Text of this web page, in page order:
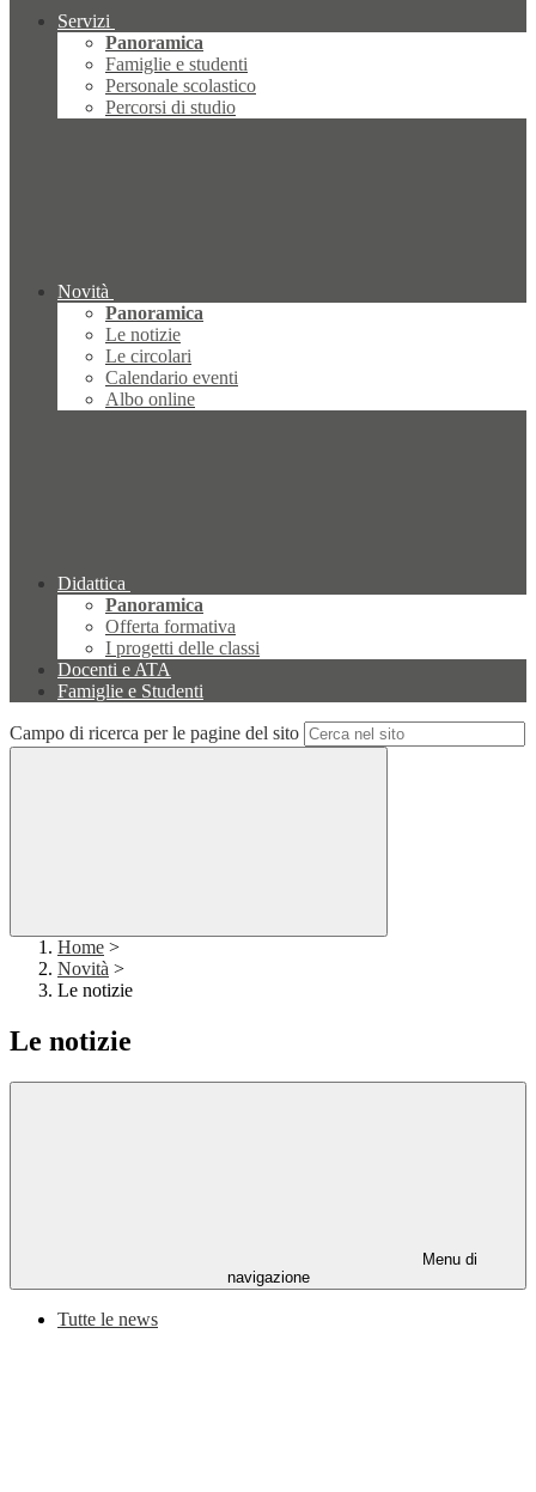
Servizi
Panoramica
Famiglie e studenti
Personale scolastico
Percorsi di studio
Novità
Panoramica
Le notizie
Le circolari
Calendario eventi
Albo online
Didattica
Panoramica
Offerta formativa
I progetti delle classi
Docenti e ATA
Famiglie e Studenti
Campo di ricerca per le pagine del sito
Home >
Novità >
Le notizie
Le notizie
Menu di
navigazione
Tutte le news